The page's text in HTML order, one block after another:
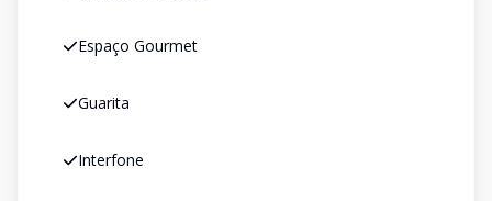
Espaço Gourmet
Guarita
Interfone